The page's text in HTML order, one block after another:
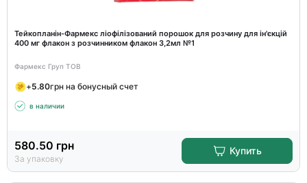
Тейкопланін-Фармекс ліофілізований порошок для розчину для ін'єкцій
400 мг флакон з розчинником флакон 3,2мл №1
Фармекс Груп ТОВ
+5.80грн на бонусный счет
в наличии
580.50 грн
За упаковку
Купить